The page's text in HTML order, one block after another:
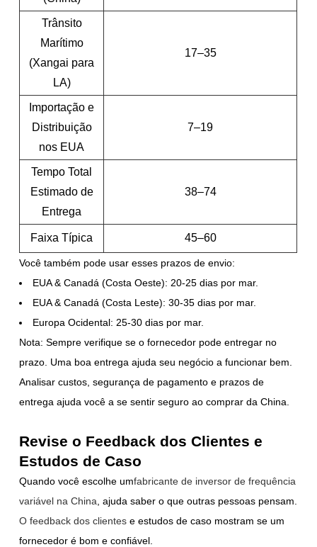
Trânsito
Marítimo
(Xangai para
LA)
17–35
Importação e
Distribuição
nos EUA
7–19
Tempo Total
Estimado de
Entrega
38–74
Faixa Típica 45–60
Você também pode usar esses prazos de envio:
EUA & Canadá (Costa Oeste): 20-25 dias por mar.
EUA & Canadá (Costa Leste): 30-35 dias por mar.
Europa Ocidental: 25-30 dias por mar.
Nota: Sempre verifique se o fornecedor pode entregar no
prazo. Uma boa entrega ajuda seu negócio a funcionar bem.
Analisar custos, segurança de pagamento e prazos de
entrega ajuda você a se sentir seguro ao comprar da China.
Revise o Feedback dos Clientes e
Estudos de Caso
Quando você escolhe umfabricante de inversor de frequência
variável na China , ajuda saber o que outras pessoas pensam.
O feedback dos clientes e estudos de caso mostram se um
fornecedor é bom e confiável.